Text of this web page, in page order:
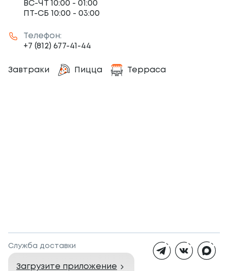
ВС-ЧТ 10:00 - 01:00
ПТ-СБ 10:00 - 03:00
Телефон:
+7 (812) 677-41-44
Завтраки Пицца Терраса
Служба доставки
Загрузите приложение